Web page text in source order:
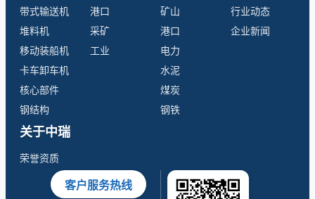
带式输送机
堆料机
移动装船机
卡车卸车机
核心部件
钢结构
港口
采矿
工业
矿山
港口
电力
水泥
煤炭
钢铁
行业动态
企业新闻
关于中瑞
荣誉资质
客户服务热线